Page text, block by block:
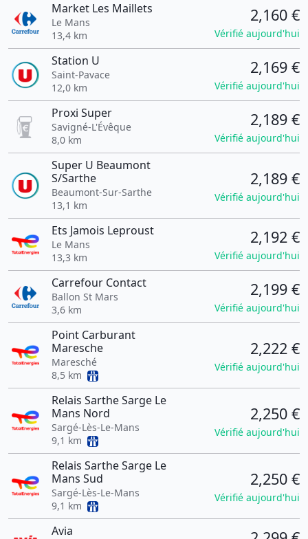
Market Les Maillets
Le Mans
13,4 km
2,160 €
Vérifié aujourd'hui
Station U
Saint-Pavace
12,0 km
2,169 €
Vérifié aujourd'hui
Proxi Super
Savigné-L'Évêque
8,0 km
2,189 €
Vérifié aujourd'hui
Super U Beaumont
S/Sarthe
Beaumont-Sur-Sarthe
13,1 km
2,189 €
Vérifié aujourd'hui
Ets Jamois Leproust
Le Mans
13,3 km
2,192 €
Vérifié aujourd'hui
Carrefour Contact
Ballon St Mars
3,6 km
2,199 €
Vérifié aujourd'hui
Point Carburant
Maresche
Maresché
8,5 km
2,222 €
Vérifié aujourd'hui
Relais Sarthe Sarge Le
Mans Nord
Sargé-Lès-Le-Mans
9,1 km
2,250 €
Vérifié aujourd'hui
Relais Sarthe Sarge Le
Mans Sud
Sargé-Lès-Le-Mans
9,1 km
2,250 €
Vérifié aujourd'hui
Avia